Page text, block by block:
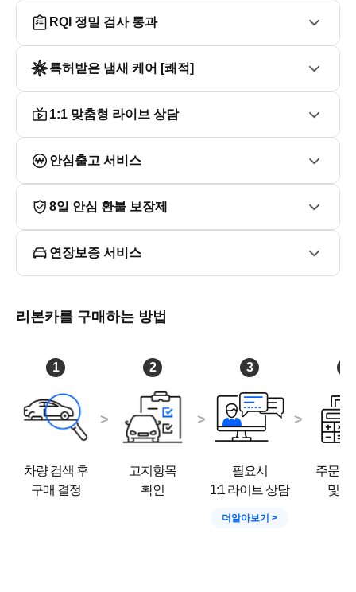
   (지하철 1호선 반야월역 4번 출구 도보 10분)
■ 방문전 전화 후 방문부탁드립니다. (중복 계약이 될수 있
습니다)
RQI 정밀 검사 통과
특허받은 냄새 케어 [쾌적]
1:1 맞춤형 라이브 상담
안심출고 서비스
8일 안심 환불 보장제
연장보증 서비스
리본카를 구매하는 방법
1
차량 검색 후
구매 결정
2
고지항목
확인
3
필요시
1:1 라이브 상담
더알아보기
주문서
및